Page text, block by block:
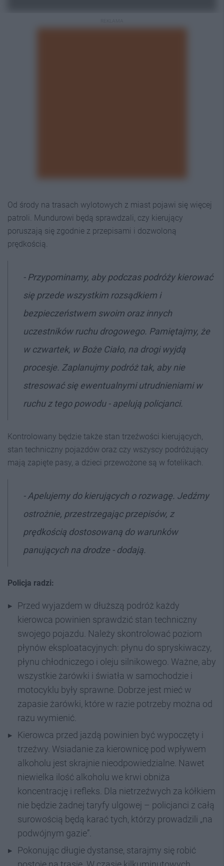
Od środy na trasach wylotowych z miast pojawi się więcej
patroli. Mundurowi będą sprawdzali, czy kierujący
poruszają się zgodnie z przepisami i dozwoloną
prędkością.
- Przypominamy, aby podczas podróży kierować
się przede wszystkim rozsądkiem i
bezpieczeństwem swoim oraz innych
uczestników ruchu drogowego. Pamiętajmy, że
w czwartek, w Boże Ciało, na drogi wyjdą
procesje. Zaplanujmy podróż tak, aby nie
stresować się ewentualnymi utrudnieniami w
ruchu z tego powodu - apelują policjanci.
Kontrolowany będzie także stan trzeźwości kierujących,
stan techniczny pojazdów oraz czy wszyscy podróżujący
mają zapięte pasy, a dzieci przewożone są w fotelikach.
- Apelujemy do kierujących o rozwagę. Jedźmy
ostrożnie, przestrzegając przepisów, z
prędkością dostosowaną do warunków
panujących na drodze - dodają.
Policja radzi:
Przed wyjazdem w dłuższą podróż każdy
kierowca powinien sprawdzić stan techniczny
swojego pojazdu. Należy skontrolować poziom
płynów eksploatacyjnych: płynu do spryskiwaczy,
płynu chłodniczego i oleju silnikowego. Ważne, aby
wszystkie żarówki i światła w samochodzie i
motocyklu były sprawne. Dobrze jest mieć w
zapasie żarówki, które w razie potrzeby można od
razu wymienić.
Kierowca przed jazdą powinien być wypoczęty i
trzeźwy. Wsiadanie za kierownicę pod wpływem
alkoholu jest skrajnie nieodpowiedzialne. Nawet
niewielka ilość alkoholu we krwi obniża
koncentrację i refleks. Dla nietrzeźwych za kółkiem
nie będzie żadnej taryfy ulgowej – policjanci z całą
surowością będą karać tych, którzy prowadzili „na
podwójnym gazie”.
Pokonując długie dystanse, starajmy się robić